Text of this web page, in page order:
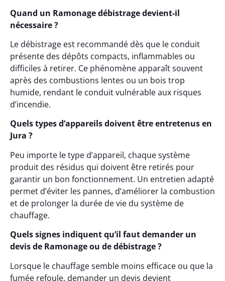
Quand un Ramonage débistrage devient-il
nécessaire ?
Le débistrage est recommandé dès que le conduit
présente des dépôts compacts, inflammables ou
difficiles à retirer. Ce phénomène apparaît souvent
après des combustions lentes ou un bois trop
humide, rendant le conduit vulnérable aux risques
d’incendie.
Quels types d’appareils doivent être entretenus en
Jura ?
Peu importe le type d’appareil, chaque système
produit des résidus qui doivent être retirés pour
garantir un bon fonctionnement. Un entretien adapté
permet d’éviter les pannes, d’améliorer la combustion
et de prolonger la durée de vie du système de
chauffage.
Quels signes indiquent qu’il faut demander un
devis de Ramonage ou de débistrage ?
Lorsque le chauffage semble moins efficace ou que la
fumée refoule, demander un devis devient